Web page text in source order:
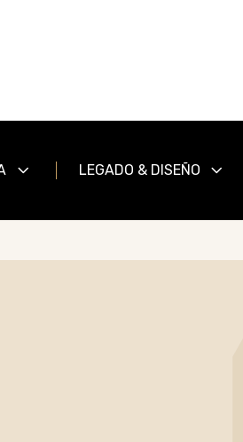
LEGADO & DISEÑO